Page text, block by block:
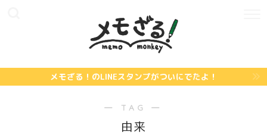
メモざる！のLINEスタンプがついにでたよ！
― TAG ―
由来